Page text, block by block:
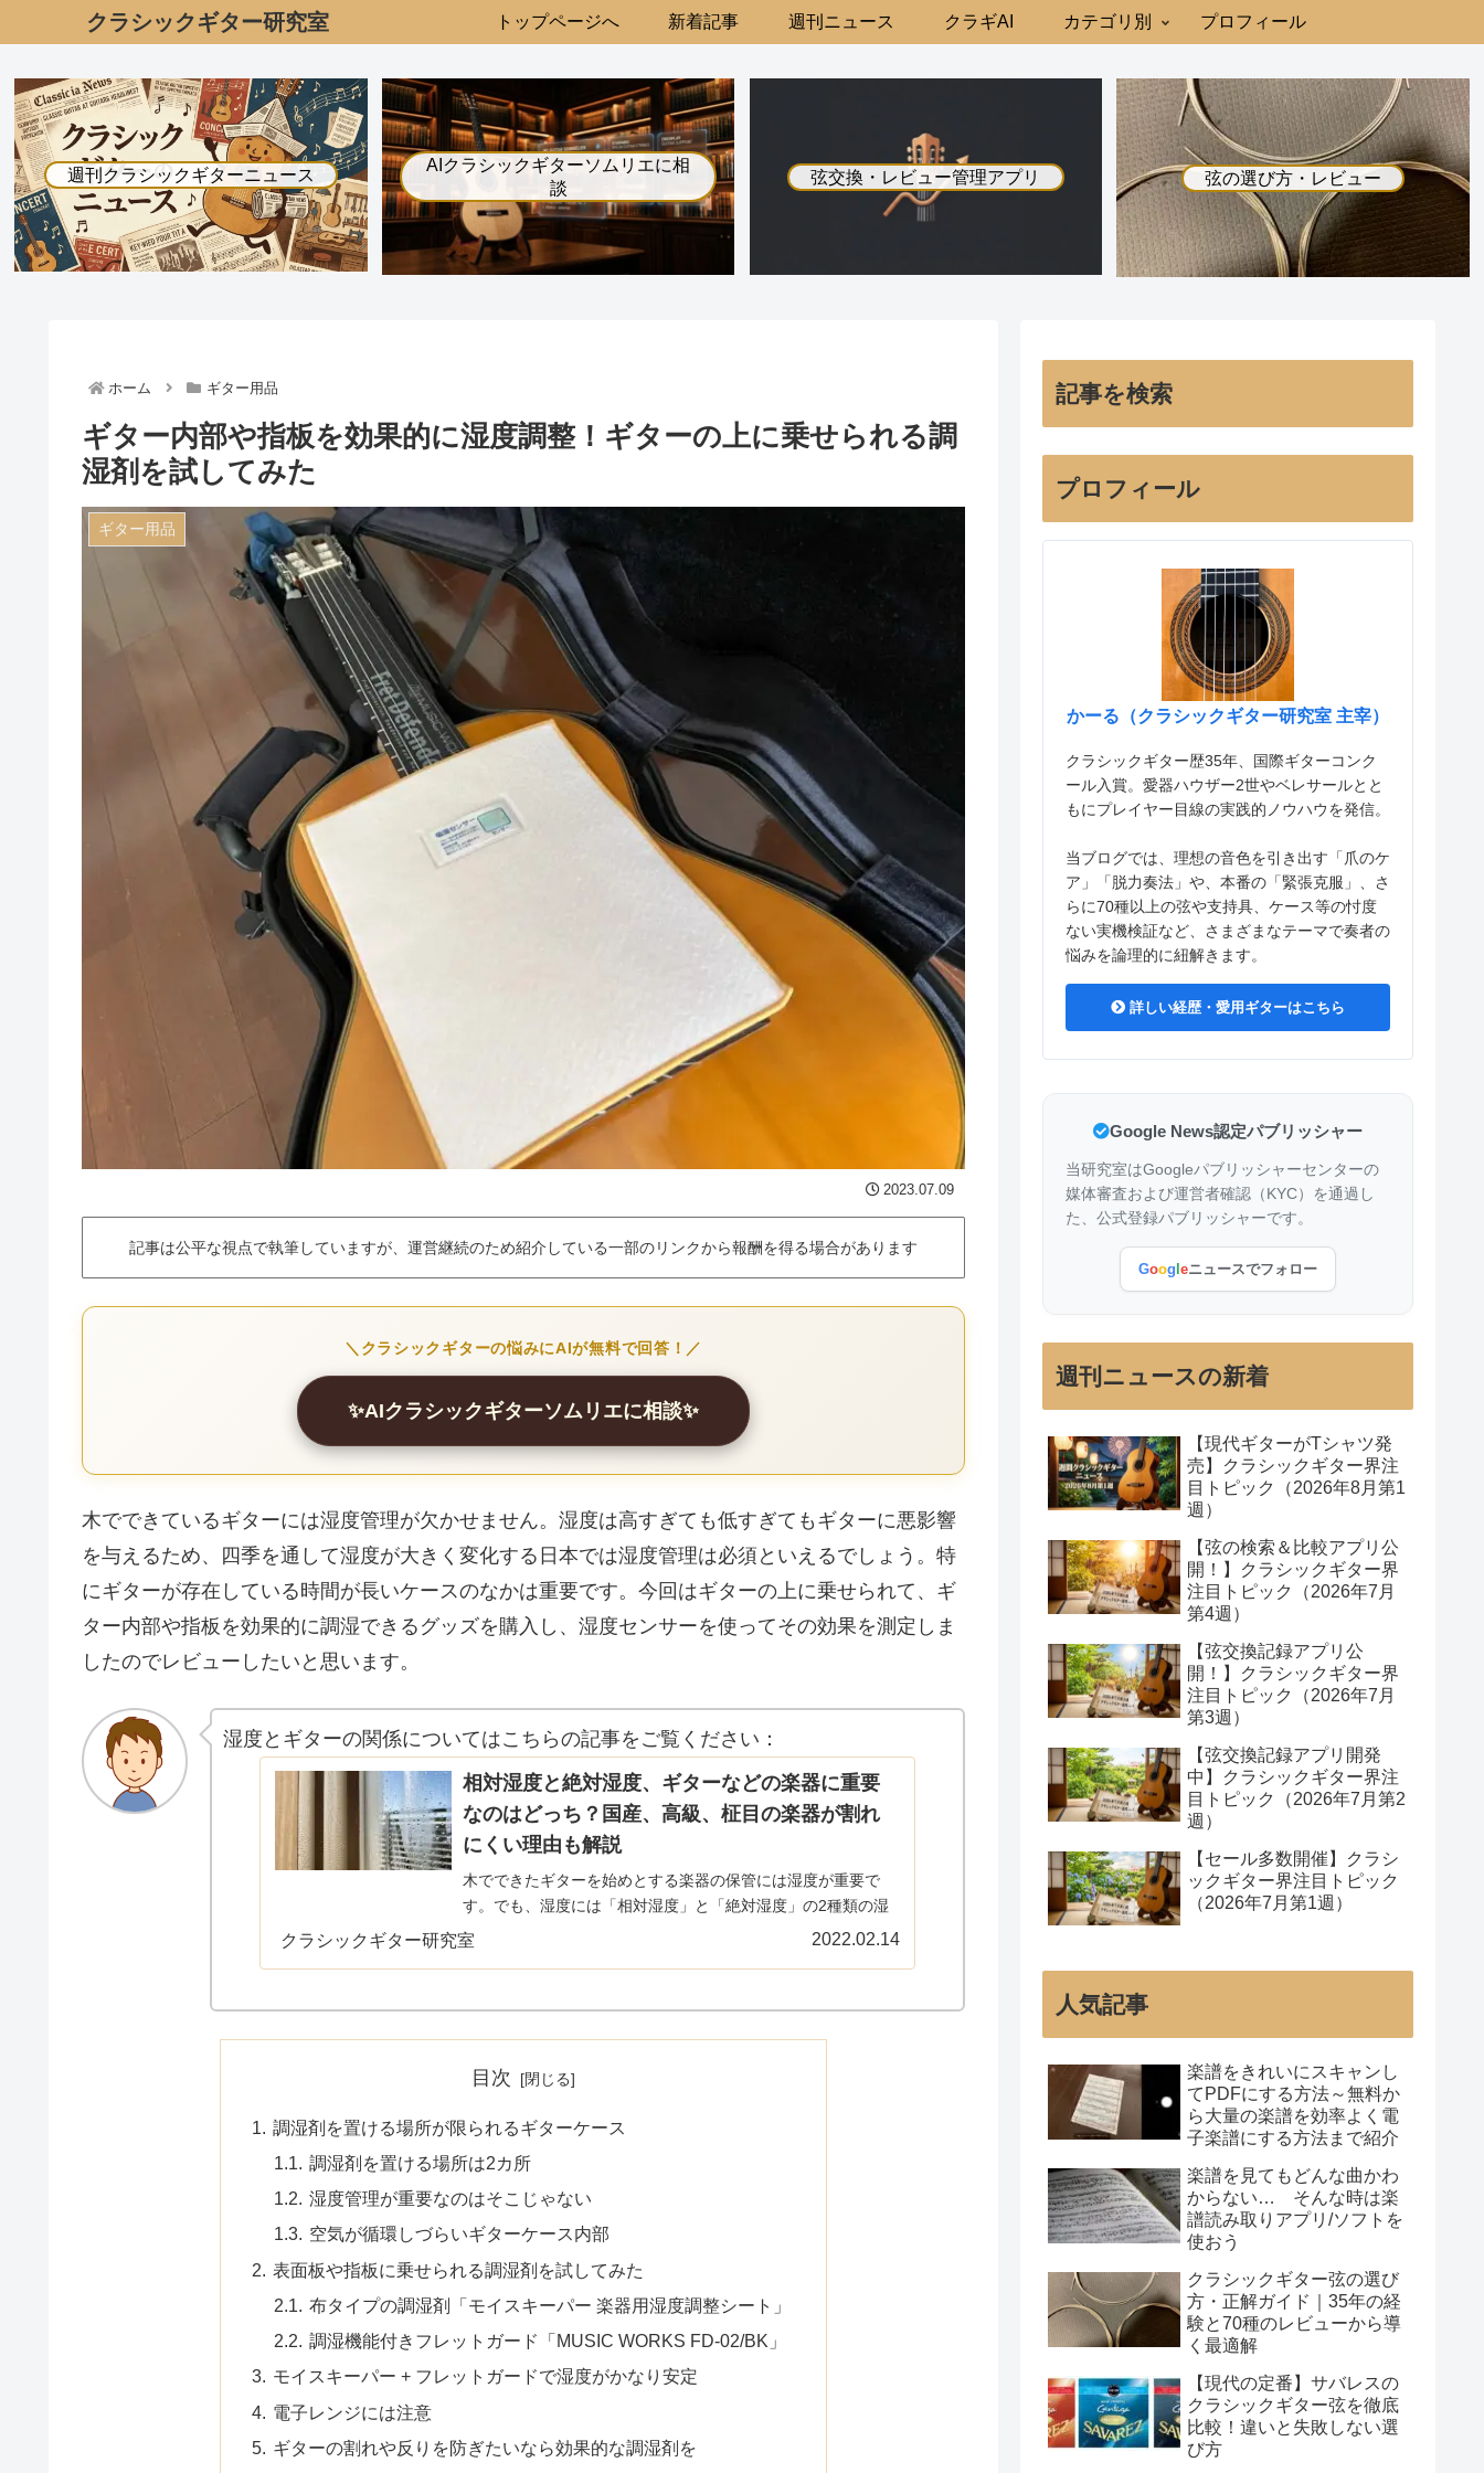
クラシックギター研究室 トップページへ 新着記事 週刊ニュース クラギAI カテゴリ別 プロフィール
週刊クラシックギターニュース
AIクラシックギターソムリエに相
談
弦交換・レビュー管理アプリ 弦の選び方・レビュー
ホーム ギター用品
ギター内部や指板を効果的に湿度調整！ギターの上に乗せられる調
湿剤を試してみた
ギター用品
2023.07.09
記事は公平な視点で執筆していますが、運営継続のため紹介している一部のリンクから報酬を得る場合があります
＼クラシックギターの悩みにAIが無料で回答！／
✨AIクラシックギターソムリエに相談✨
木でできているギターには湿度管理が欠かせません。湿度は高すぎても低すぎてもギターに悪影響
を与えるため、四季を通して湿度が大きく変化する日本では湿度管理は必須といえるでしょう。特
にギターが存在している時間が長いケースのなかは重要です。今回はギターの上に乗せられて、ギ
ター内部や指板を効果的に調湿できるグッズを購入し、湿度センサーを使ってその効果を測定しま
したのでレビューしたいと思います。
湿度とギターの関係についてはこちらの記事をご覧ください：
相対湿度と絶対湿度、ギターなどの楽器に重要
なのはどっち？国産、高級、柾目の楽器が割れ
にくい理由も解説
木でできたギターを始めとする楽器の保管には湿度が重要で
す。でも、湿度には「相対湿度」と「絶対湿度」の2種類の湿
度があります。楽器の保管の際に気を付けなくてはいけないの
クラシックギター研究室 2022.02.14
目次
調湿剤を置ける場所が限られるギターケース
調湿剤を置ける場所は2カ所
湿度管理が重要なのはそこじゃない
空気が循環しづらいギターケース内部
表面板や指板に乗せられる調湿剤を試してみた
布タイプの調湿剤「モイスキーパー 楽器用湿度調整シート」
調湿機能付きフレットガード「MUSIC WORKS FD-02/BK」
モイスキーパー + フレットガードで湿度がかなり安定
電子レンジには注意
ギターの割れや反りを防ぎたいなら効果的な調湿剤を
記事を検索
プロフィール
かーる（クラシックギター研究室 主宰）
クラシックギター歴35年、国際ギターコンク
ール入賞。愛器ハウザー2世やベレサールとと
もにプレイヤー目線の実践的ノウハウを発信。
当ブログでは、理想の音色を引き出す「爪のケ
ア」「脱力奏法」や、本番の「緊張克服」、さ
らに70種以上の弦や支持具、ケース等の忖度
ない実機検証など、さまざまなテーマで奏者の
悩みを論理的に紐解きます。
詳しい経歴・愛用ギターはこちら
Google News認定パブリッシャー
当研究室はGoogleパブリッシャーセンターの
媒体審査および運営者確認（KYC）を通過し
た、公式登録パブリッシャーです。
Goog eニュースでフォロー
週刊ニュースの新着
【現代ギターがTシャツ発
売】クラシックギター界注
目トピック（2026年8月第1
週）
【弦の検索＆比較アプリ公
開！】クラシックギター界
注目トピック（2026年7月
第4週）
【弦交換記録アプリ公
開！】クラシックギター界
注目トピック（2026年7月
第3週）
【弦交換記録アプリ開発
中】クラシックギター界注
目トピック（2026年7月第2
週）
【セール多数開催】クラシ
ックギター界注目トピック
（2026年7月第1週）
人気記事
楽譜をきれいにスキャンし
てPDFにする方法～無料か
ら大量の楽譜を効率よく電
子楽譜にする方法まで紹介
楽譜を見てもどんな曲かわ
からない… そんな時は楽
譜読み取りアプリ/ソフトを
使おう
クラシックギター弦の選び
方・正解ガイド｜35年の経
験と70種のレビューから導
く最適解
【現代の定番】サバレスの
クラシックギター弦を徹底
比較！違いと失敗しない選
び方